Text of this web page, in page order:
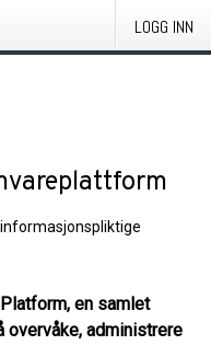
LOGG INN
informasjonspliktige
en samlet
administrere